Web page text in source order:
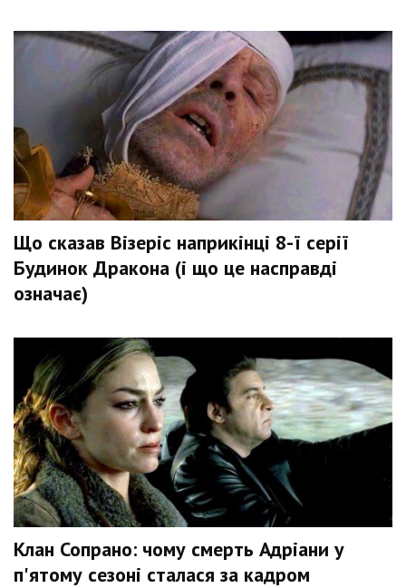
Що сказав Візеріс наприкінці 8-ї серії
Будинок Дракона (і що це насправді
означає)
Клан Сопрано: чому смерть Адріани у
п'ятому сезоні сталася за кадром